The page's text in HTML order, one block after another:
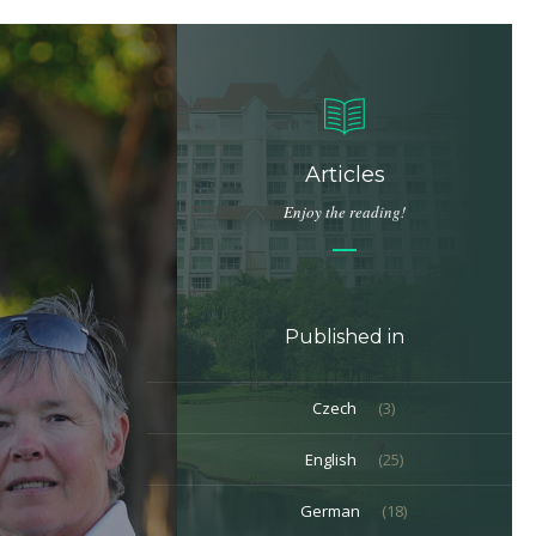
Articles
Enjoy the reading!
Published in
Czech (3)
English (25)
German (18)